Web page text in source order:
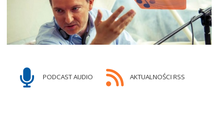
PODCAST AUDIO AKTUALNOŚCI RSS